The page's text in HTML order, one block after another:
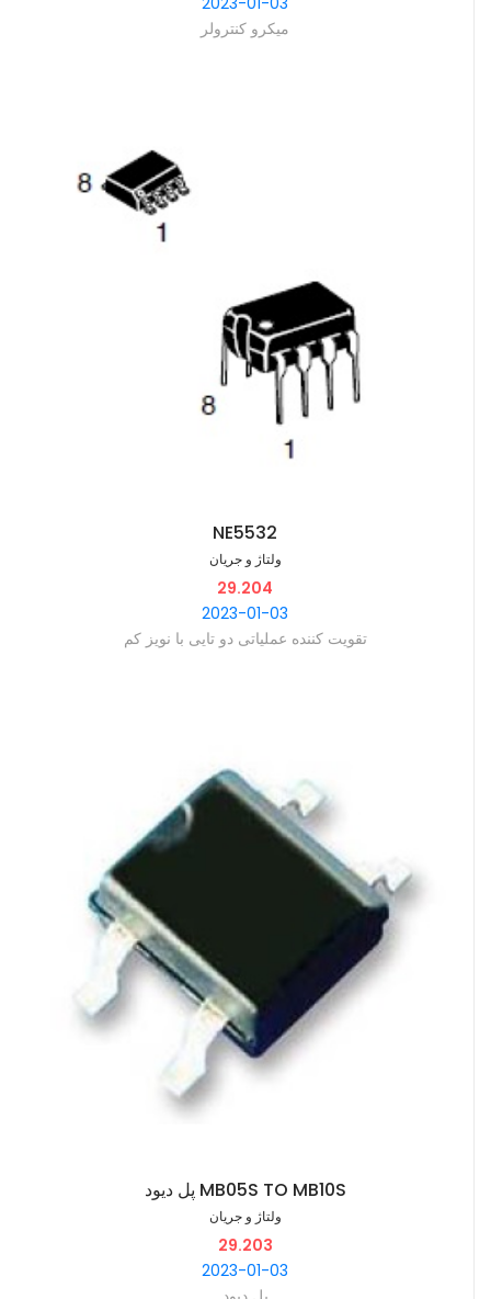
2023-01-03
میکرو کنترولر
NE5532
ولتاژ و جریان
29.204
2023-01-03
‫تقویت کننده عملیاتی دو تایی با نویز کم
پل دیود MB05S TO MB10S
29.203
2023-01-03